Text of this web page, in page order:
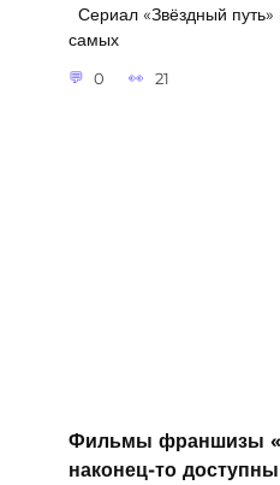
Сериал «Звёздный
самых
0 21
Фильмы франшизы
наконец-то